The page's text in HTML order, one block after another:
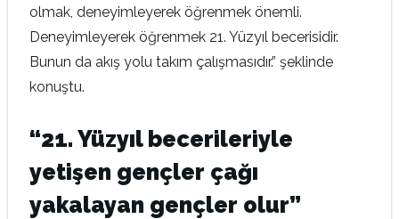
olmak, deneyimleyerek öğrenmek önemli.
Deneyimleyerek öğrenmek 21. Yüzyıl becerisidir.
Bunun da akış yolu takım çalışmasıdır.” şeklinde
konuştu.
“21. Yüzyıl becerileriyle
yetişen gençler çağı
yakalayan gençler olur”